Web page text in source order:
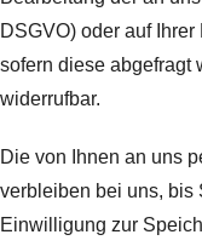
DSGVO) oder auf
sofern diese abgefragt
widerrufbar.
Die von Ihnen an uns
verbleiben bei uns, bis
Einwilligung zur